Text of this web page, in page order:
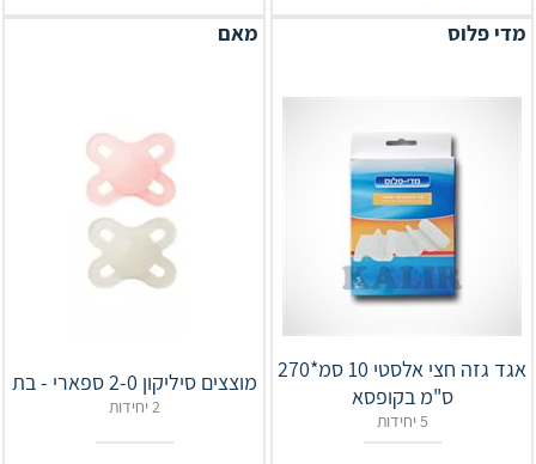
מדי פלוס
אגד גזה חצי אלסטי 10 סמ*270
ס"מ בקופסא
5 יחידות
מאם
מוצצים סיליקון 2-0 ספארי - בת
2 יחידות